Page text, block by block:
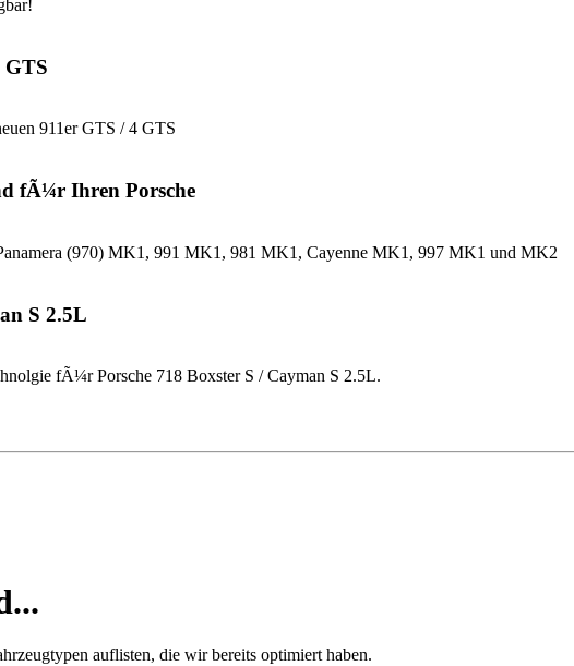
911er GTS / 4 GTS
fÃ¼r Ihren Porsche
(970) MK1, 991 MK1, 981 MK1, Cayenne MK1, 997 MK1 und MK2
S 2.5L
fÃ¼r Porsche 718 Boxster S / Cayman S 2.5L.
auflisten, die wir bereits optimiert haben.